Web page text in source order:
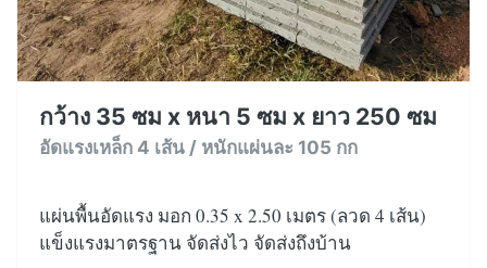
กว้าง 35 ซม x หนา 5 ซม x ยาว 250 ซม
อัดแรงเหล็ก 4 เส้น / หนักแผ่นละ 105 กก
แผ่นพื้นอัดแรง มอก 0.35 x 2.50 เมตร (ลวด 4 เส้น)
แข็งแรงมาตรฐาน จัดส่งไว จัดส่งถึงบ้าน